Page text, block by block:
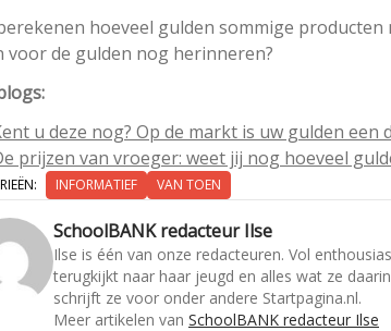
hoeveel gulden sommige
voor de gulden nog herinneren?
u deze nog? Op de markt is uw gulden een
prijzen van vroeger: weet jij nog hoeveel
INFORMATIEF VAN TOEN
SchoolBANK redacteur Ilse
Ilse is één van onze redacteuren. Vol
terugkijkt naar haar jeugd en alles wat ze
schrijft ze voor onder andere Startpagina.nl.
Meer artikelen van SchoolBANK redacteur Ilse